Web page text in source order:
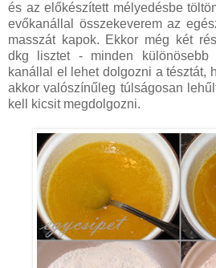
és az előkészített mélyedésbe
evőkanállal összekeverem az
masszát kapok. Ekkor még két
dkg lisztet - minden
kanállal el lehet dolgozni a tésztát,
akkor valószínűleg túlságosan
kell kicsit megdolgozni.